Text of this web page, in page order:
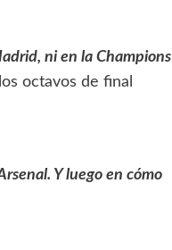
ni en la Champions
octavos de final
Y luego en cómo